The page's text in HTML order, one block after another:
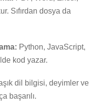
Sıfırdan dosya da
Python, JavaScript,
kod yazar.
dil bilgisi, deyimler ve
başarılı.